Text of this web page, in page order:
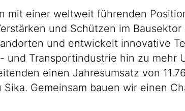
mit einer weltweit führenden
und Schützen im
und entwickelt innovative
und Transportindustrie hin zu
einen Jahresumsatz von
Gemeinsam bauen wir einen